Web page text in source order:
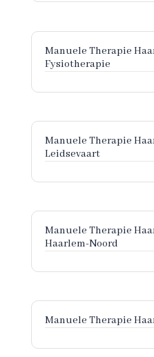
Manuele Therapie
Fysiotherapie
Manuele Therapie
Leidsevaart
Manuele Therapie
Haarlem-Noord
Manuele Therapie